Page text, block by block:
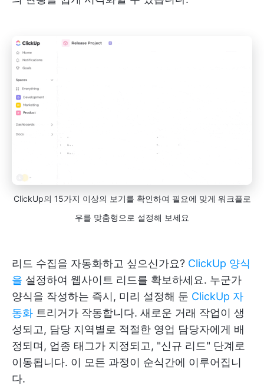
ClickUp의 15가지 이상의 보기를 확인하여 필요에 맞게 워크플로
우를 맞춤형으로 설정해 보세요
리드 수집을 자동화하고 싶으신가요? ClickUp 양식
을 설정하여 웹사이트 리드를 확보하세요. 누군가
양식을 작성하는 즉시, 미리 설정해 둔 ClickUp 자
동화 트리거가 작동합니다. 새로운 거래 작업이 생
성되고, 담당 지역별로 적절한 영업 담당자에게 배
정되며, 업종 태그가 지정되고, "신규 리드" 단계로
이동됩니다. 이 모든 과정이 순식간에 이루어집니
다.